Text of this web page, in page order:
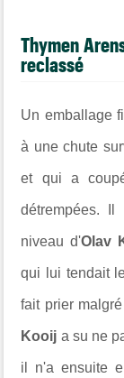
Thymen
reclassé
Un emballage
à une chute
et qui a
détrempées.
niveau d'Olav
qui lui tendait
fait prier
Kooij a su ne
il n'a ensuite